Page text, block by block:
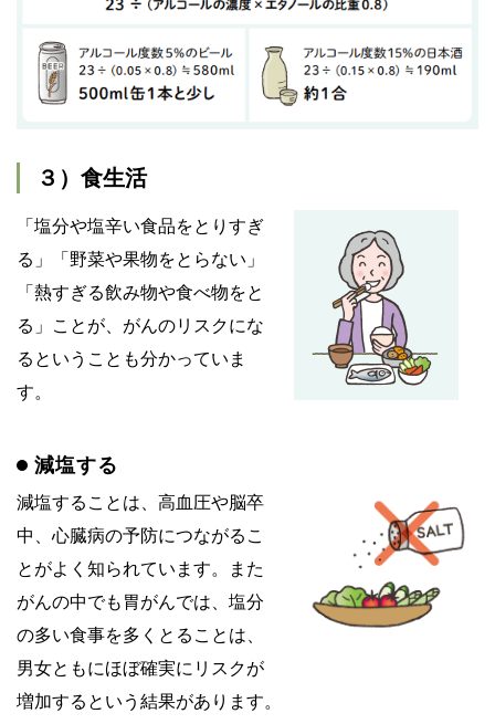
３）食生活
「塩分や塩辛い食品をとりすぎ
る」「野菜や果物をとらない」
「熱すぎる飲み物や食べ物をと
る」ことが、がんのリスクにな
るということも分かっていま
す。
減塩する
減塩することは、高血圧や脳卒
中、心臓病の予防につながるこ
とがよく知られています。また
がんの中でも胃がんでは、塩分
の多い食事を多くとることは、
男女ともにほぼ確実にリスクが
増加するという結果があります。